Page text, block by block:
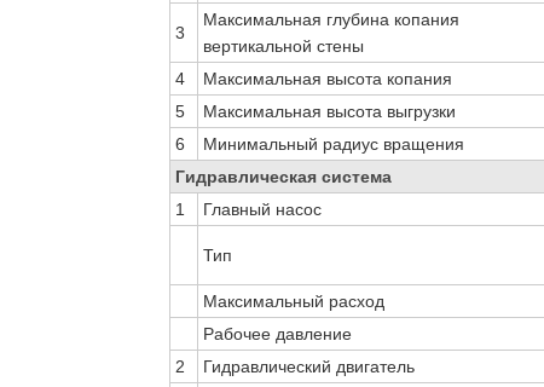
3
Максимальная глубина копания
вертикальной стены
4 Максимальная высота копания
5
Максимальная высота выгрузки
6
Минимальный радиус вращения
Гидравлическая система
1
Главный насос
Тип
Максимальный расход
Рабочее давление
2
Гидравлический двигатель